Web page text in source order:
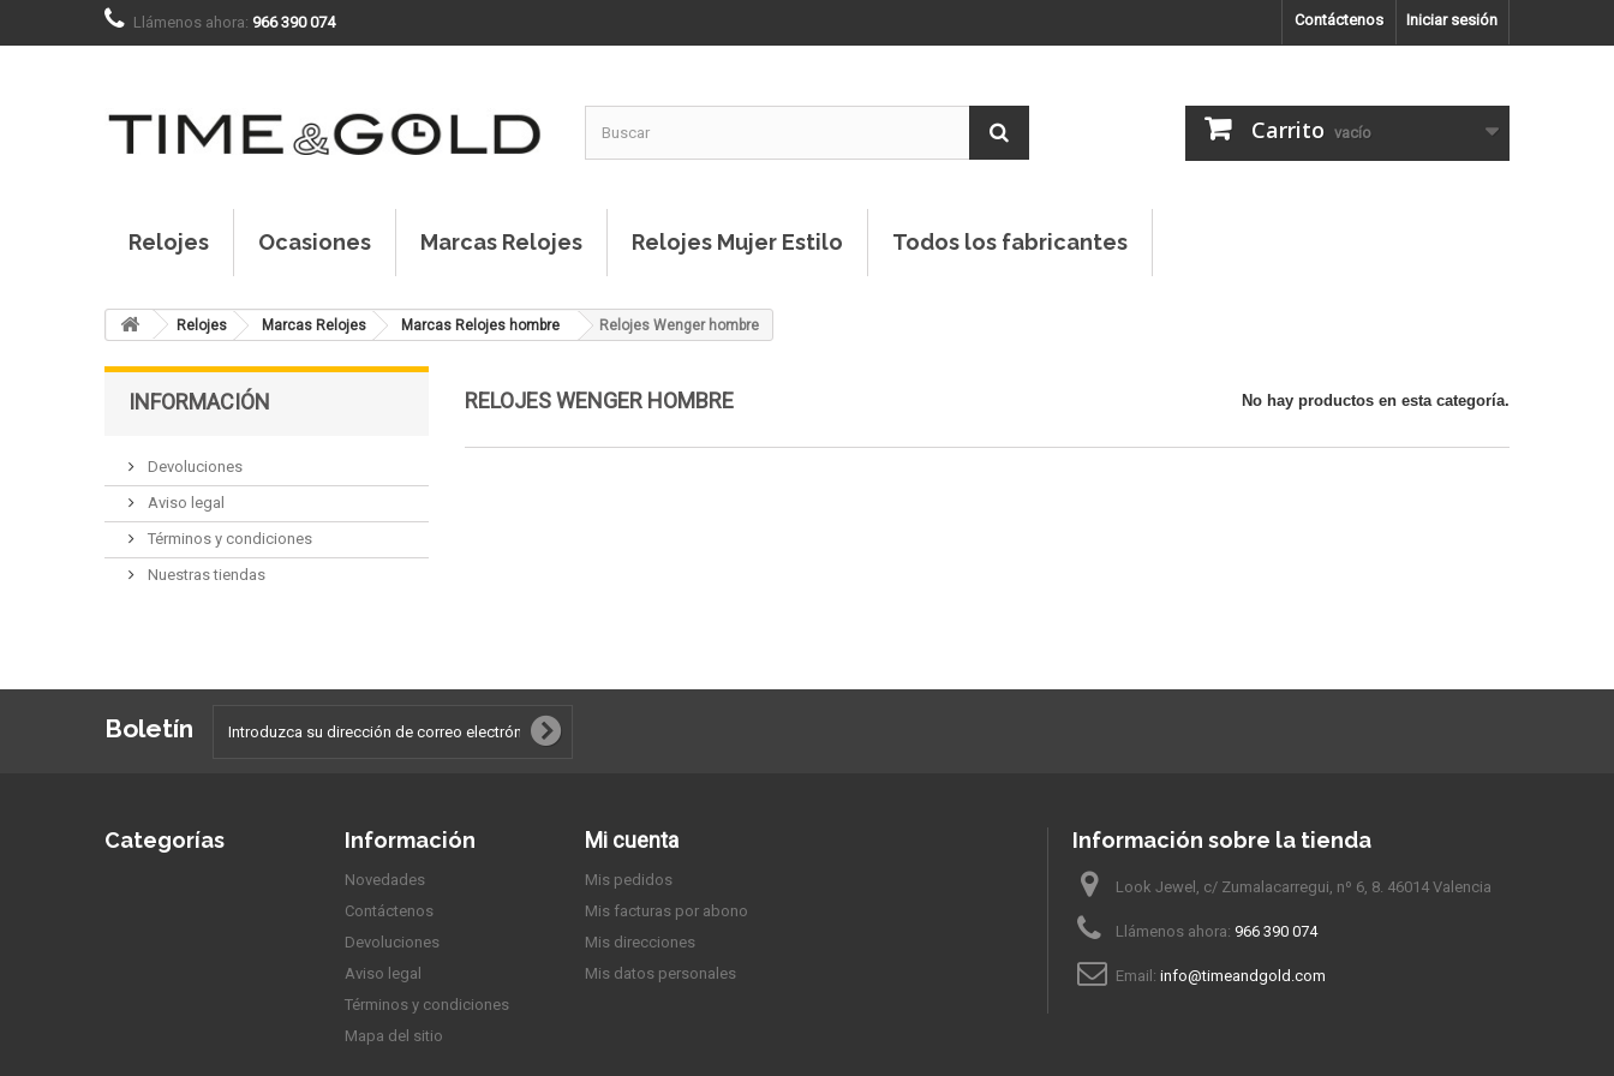
Iniciar sesión
Contáctenos
Llámenos ahora: 966 390 074
Carrito vacío
Relojes Ocasiones Marcas Relojes Relojes Mujer Estilo Todos los fabricantes
Relojes Marcas Relojes Marcas Relojes hombre Relojes Wenger hombre
INFORMACIÓN
Devoluciones
Aviso legal
Términos y condiciones
Nuestras tiendas
RELOJES WENGER HOMBRE No hay productos en esta categoría.
Boletín
Categorías Información
Novedades
Contáctenos
Devoluciones
Aviso legal
Términos y condiciones
Mapa del sitio
Mi cuenta
Mis pedidos
Mis facturas por abono
Mis direcciones
Mis datos personales
Información sobre la tienda
Look Jewel, c/ Zumalacarregui, nº 6, 8. 46014 Valencia
Llámenos ahora: 966 390 074
Email: info@timeandgold.com